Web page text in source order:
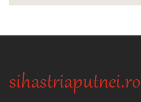
sihastriaputnei.ro